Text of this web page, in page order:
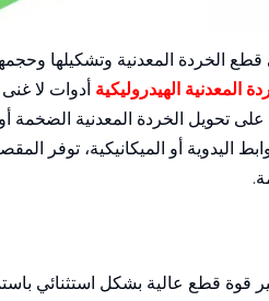
الخردة المعدنية وتشكيلها
المعدنية الهيدروليكية أدوات لا
تحويل الخردة المعدنية الضخمة
اليدوية أو الميكانيكية، توفر
قوة قطع عالية بشكل استثنائي